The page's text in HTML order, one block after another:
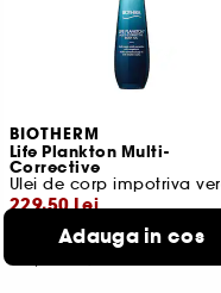
BIOTHERM
Life Plankton Multi-
Corrective
229,50 Lei
Cel mai mic pret:377,00 Lei -39.1%
Adauga in cos